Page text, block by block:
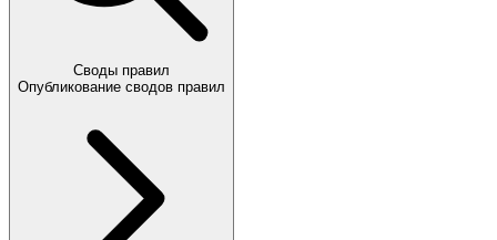
Своды правил
Опубликование сводов правил